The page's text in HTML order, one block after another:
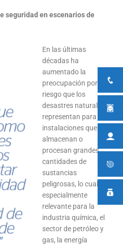
seguridad en escenarios de
En las últimas
décadas ha
aumentado la
preocupación por el
riesgo que los
desastres naturales
representan para
instalaciones que
almacenan o
procesan grandes
cantidades de
sustancias
peligrosas, lo cual es
especialmente
relevante para la
industria química, el
sector de petróleo y
gas, la energía